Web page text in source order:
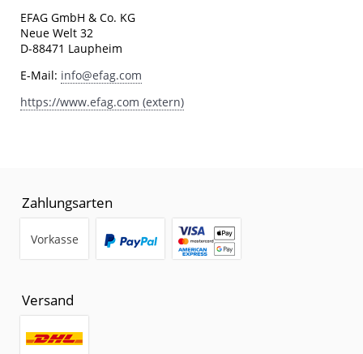
EFAG GmbH & Co. KG
Neue Welt 32
D-88471 Laupheim
E-Mail: info@efag.com
https://www.efag.com (extern)
Zahlungsarten
Vorkasse
Versand